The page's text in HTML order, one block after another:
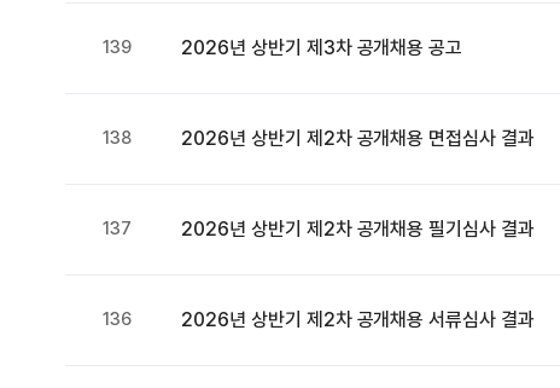
139 2026년 상반기 제3차 공개채용 공고
138 2026년 상반기 제2차 공개채용 면접심사 결과
137 2026년 상반기 제2차 공개채용 필기심사 결과
136 2026년 상반기 제2차 공개채용 서류심사 결과